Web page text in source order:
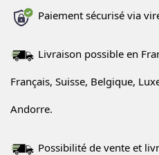
Paiement sécurisé via
Livraison possible en
Français, Suisse, Belgique,
Andorre.
Possibilité de vente et